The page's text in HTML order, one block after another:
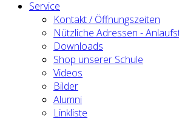
Service
Kontakt / Öffnungszeiten
Nützliche Adressen -
Downloads
Shop unserer Schule
Videos
Bilder
Alumni
Linkliste